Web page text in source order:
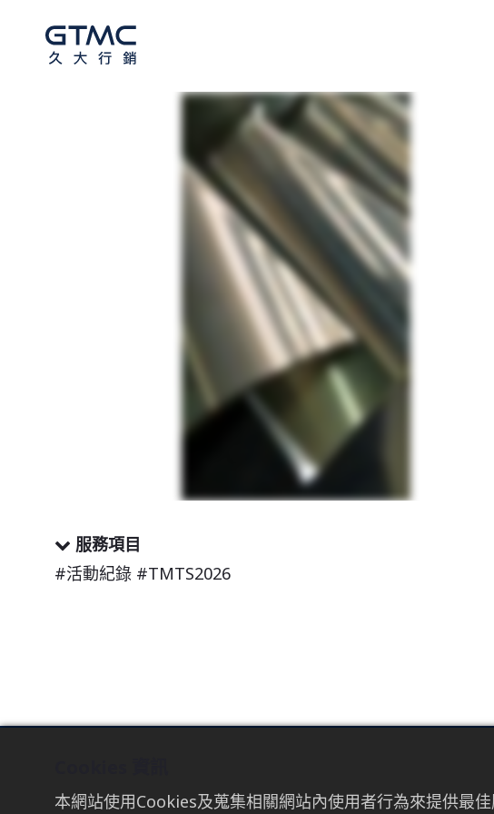
服務項目
#活動紀錄 #TMTS2026
TAICHUNG TAIPEI
本網站使用Cookies及蒐集相關網站內使用者行為來提供最